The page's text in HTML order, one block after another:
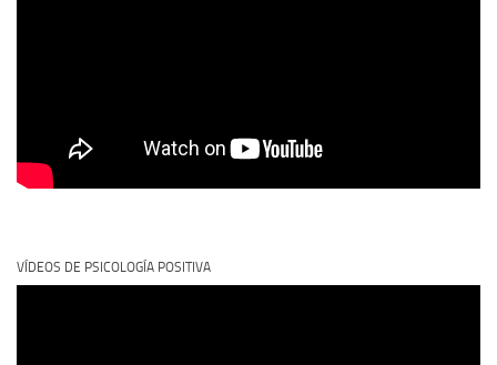
VÍDEOS DE PSICOLOGÍA POSITIVA